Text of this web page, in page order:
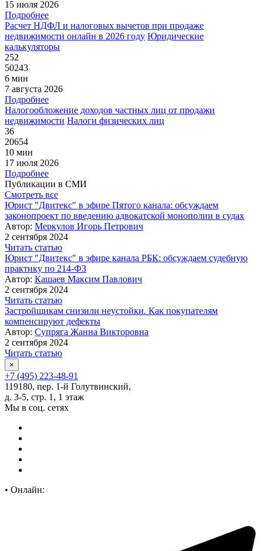
15 июля 2026
Подробнее
Расчет НДФЛ и налоговых вычетов при продаже
недвижимости онлайн в 2026 году Юридические
калькуляторы
252
50243
6 мин
7 августа 2026
Подробнее
Налогообложение доходов частных лиц от продажи
недвижимости Налоги физических лиц
36
20654
10 мин
17 июля 2026
Подробнее
Публикации в СМИ
Смотреть все
Юрист "Двитекс" в эфире Пятого канала: обсуждаем
законопроект по введению адвокатской монополии в судах
Автор: Меркулов Игорь Петрович
2 сентября 2024
Читать статью
Юрист "Двитекс" в эфире канала РБК: обсуждаем судебную
практику по 214-ФЗ
Автор: Кашаев Максим Павлович
2 сентября 2024
Читать статью
Застройщикам снизили неустойки. Как покупателям
компенсируют дефекты
Автор: Супряга Жанна Викторовна
2 сентября 2024
Читать статью
×
+7 (495) 223-48-91
119180, пер. 1-й Голутвинский,
д. 3-5, стр. 1, 1 этаж
Мы в соц. сетях
• Онлайн: